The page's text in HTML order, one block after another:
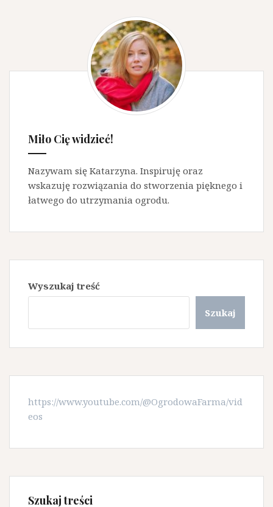
Miło Cię widzieć!
Nazywam się Katarzyna. Inspiruję oraz
wskazuję rozwiązania do stworzenia pięknego i
łatwego do utrzymania ogrodu.
Wyszukaj treść
Szukaj
https://www.youtube.com/@OgrodowaFarma/vid
eos
Szukaj treści